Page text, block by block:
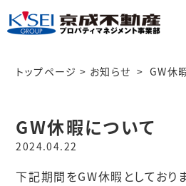
トップページ > お知らせ > GW休
GW休暇について
2024.04.22
下記期間をGW休暇としておりま